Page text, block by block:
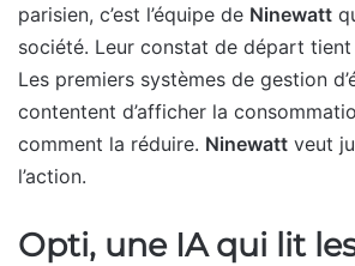
parisien, c’est l’équipe de Ninewatt
société. Leur constat de départ tient
Les premiers systèmes de gestion
contentent d’afficher la
comment la réduire. Ninewatt veut
l’action.
Opti, une IA qui lit